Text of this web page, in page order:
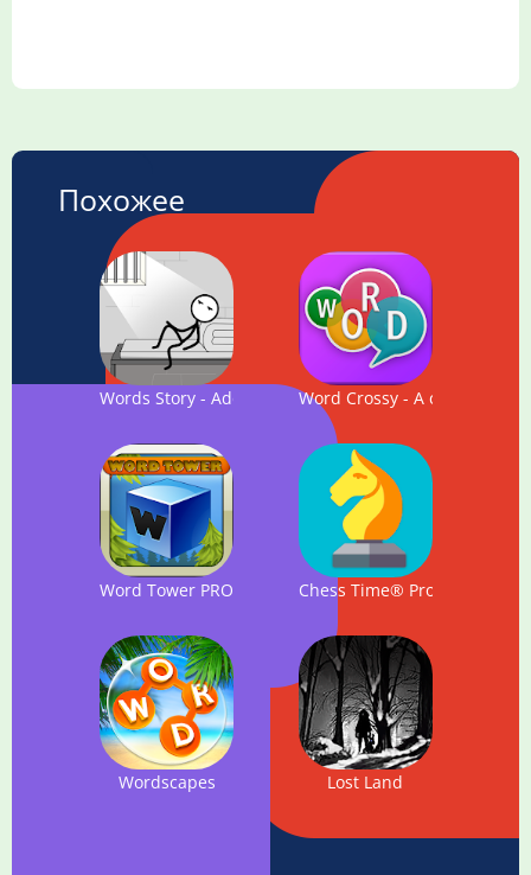
Похожее
Words Story - Addictive Word GameWord Crossy - A crossword
Word Tower PRO Chess Time® Pro -
Wordscapes Lost Land